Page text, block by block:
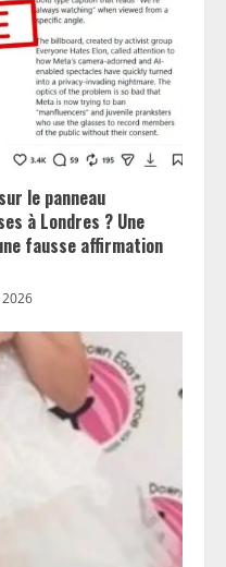
le panneau
à Londres ? Une
fausse affirmation